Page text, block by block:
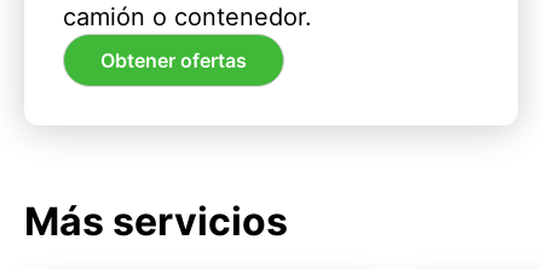
camión o contenedor.
Obtener ofertas
Más servicios